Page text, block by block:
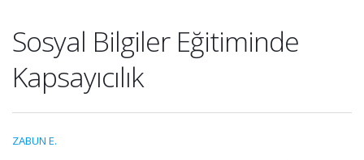
Sosyal Bilgiler Eğitiminde
Kapsayıcılık
ZABUN E.